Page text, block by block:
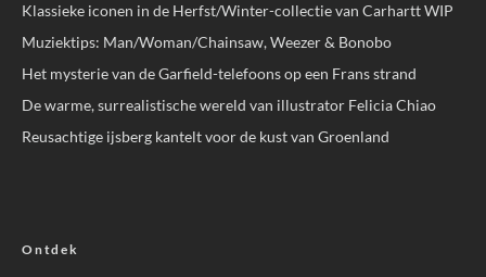
Klassieke iconen in de Herfst/Winter-collectie van Carhartt WIP
Muziektips: Man/Woman/Chainsaw, Weezer & Bonobo
Het mysterie van de Garfield-telefoons op een Frans strand
De warme, surrealistische wereld van illustrator Felicia Chiao
Reusachtige ijsberg kantelt voor de kust van Groenland
Ontdek